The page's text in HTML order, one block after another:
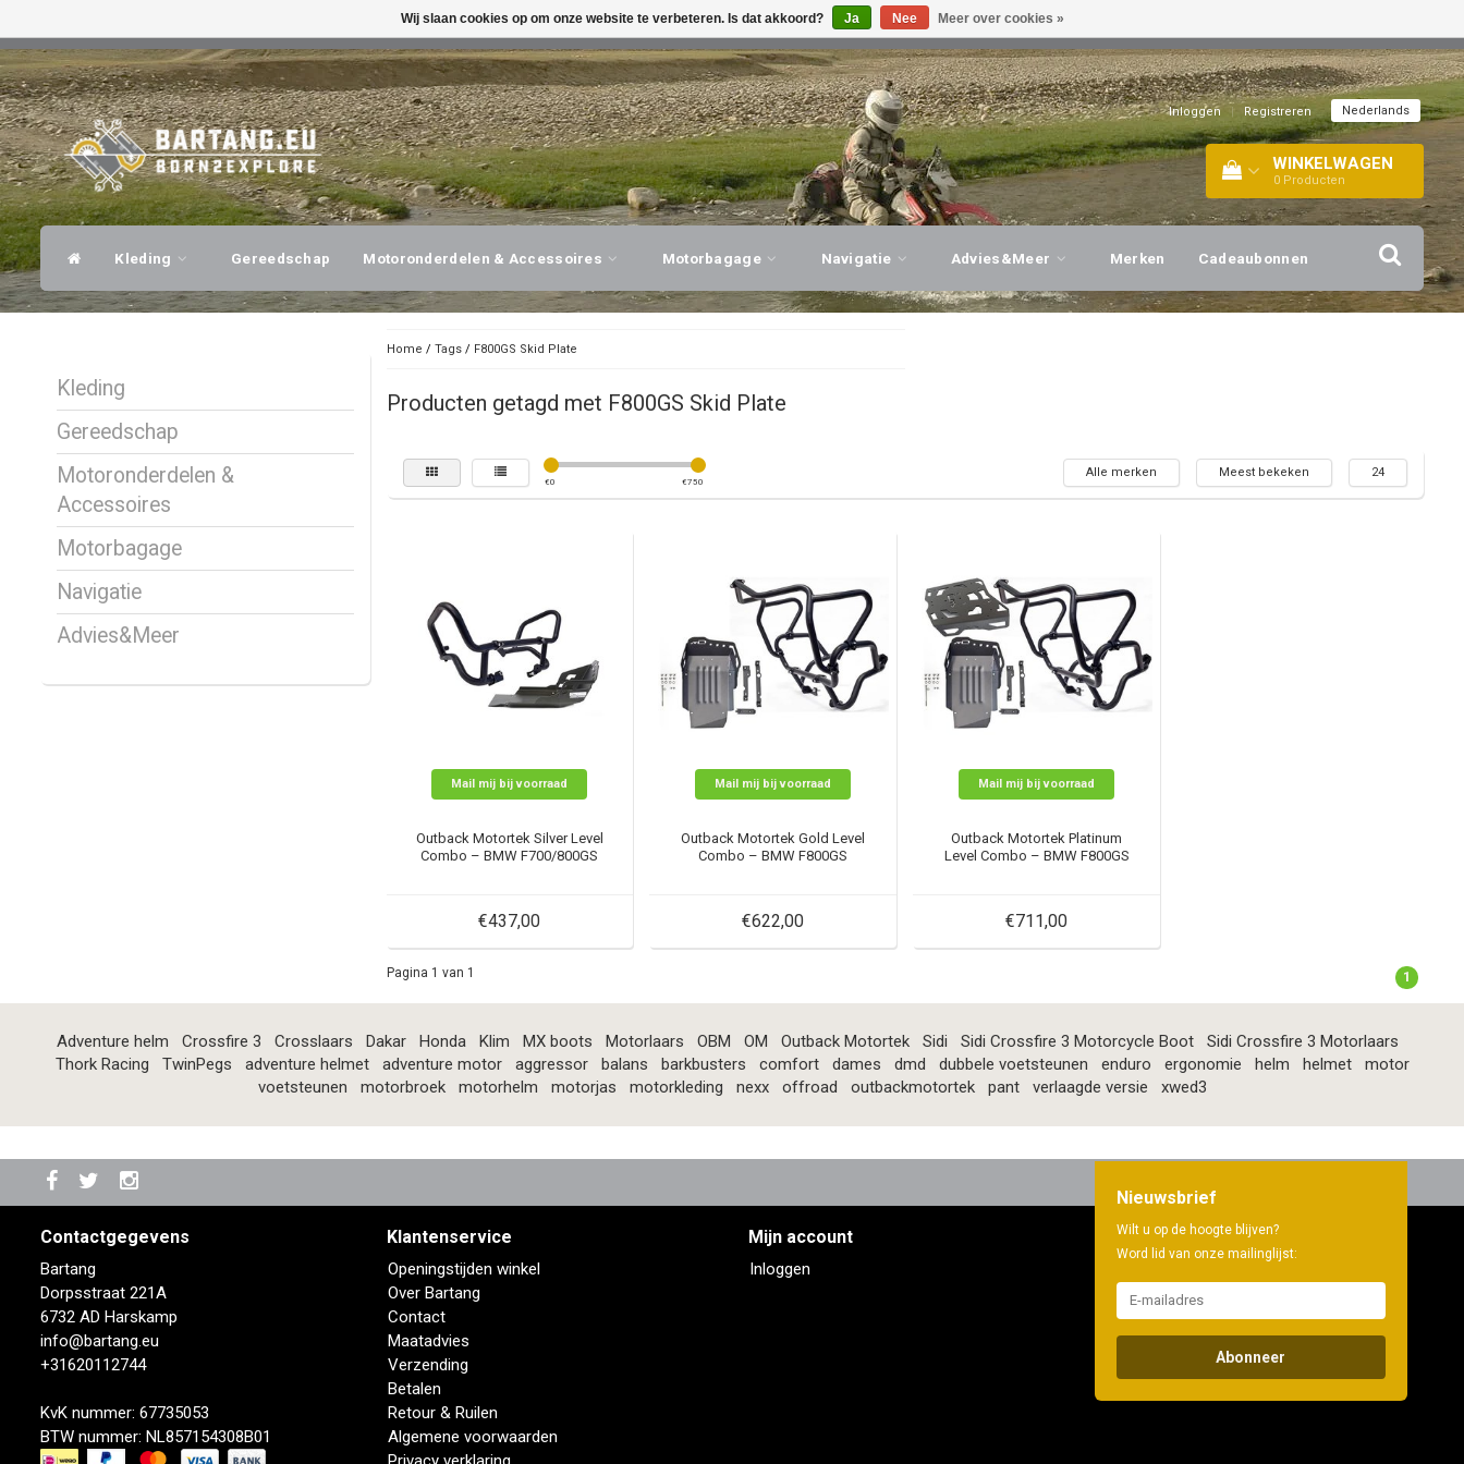
DESKUNDIG ADVIES, PERSOONLIJKE SERVICE! BEZOEK ONZE WINKEL!
Inloggen | Registreren Nederlands
WINKELWAGEN
0 Producten
Kleding Gereedschap Motoronderdelen & Accessoires Motorbagage Navigatie Advies&Meer Merken Cadeaubonnen
Kleding
Gereedschap
Motoronderdelen &
Accessoires
Motorbagage
Navigatie
Advies&Meer
Home / Tags/ F800GS Skid Plate
Producten getagd met F800GS Skid Plate
€0 €750
Alle merken Meest bekeken 24
Mail mij bij voorraad
Outback Motortek Silver Level
Combo – BMW F700/800GS
€437,00
Mail mij bij voorraad
Outback Motortek Gold Level
Combo – BMW F800GS
€622,00
Mail mij bij voorraad
Outback Motortek Platinum
Level Combo – BMW F800GS
€711,00
Pagina 1 van 1 1
Adventure helm Crossfire 3 Crosslaars Dakar Honda Klim MX boots Motorlaars OBM OM Outback Motortek Sidi Sidi Crossfire 3 Motorcycle Boot
Sidi Crossfire 3 Motorlaars
Thork Racing
TwinPegs adventure helmet adventure motor aggressor balans barkbusters comfort dames dmd dubbele voetsteunen enduro ergonomie helm helmet
motor
voetsteunen
motorbroek motorhelm motorjas motorkleding nexx offroad outbackmotortek pant verlaagde versie xwed3
Contactgegevens
Bartang
Dorpsstraat 221A
6732 AD Harskamp
info@bartang.eu
+31620112744
KvK nummer: 67735053
BTW nummer: NL857154308B01
Klantenservice
Openingstijden winkel
Over Bartang
Contact
Maatadvies
Verzending
Betalen
Retour & Ruilen
Algemene voorwaarden
Mijn account
Inloggen
Nieuwsbrief
Wilt u op de hoogte blijven?
Word lid van onze mailinglijst:
Abonneer
Wij slaan cookies op om onze website te verbeteren. Is dat akkoord? Ja Nee Meer over cookies »